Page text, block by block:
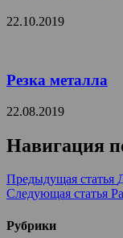
22.10.2019
Резка металла
22.08.2019
Навигация
Предыдущая статья
Следующая статья
Рубрики